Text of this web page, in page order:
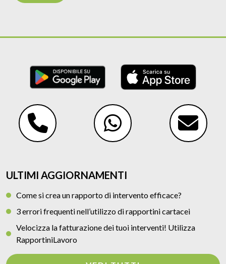
ULTIMI AGGIORNAMENTI
Come si crea un rapporto di intervento efficace?
3 errori frequenti nell’utilizzo di rapportini cartacei
Velocizza la fatturazione dei tuoi interventi! Utilizza
RapportiniLavoro